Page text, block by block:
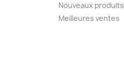
Nouveaux produits
Meilleures ventes